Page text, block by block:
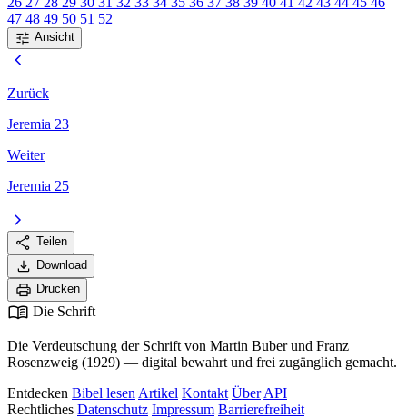
47 48 49 50 51 52
tune Ansicht
chevron_left
Zurück
Jeremia 23
Weiter
Jeremia 25
chevron_right
share Teilen
download Download
print Drucken
menu_book Die Schrift
Die Verdeutschung der Schrift von Martin Buber und Franz
Rosenzweig (1929) — digital bewahrt und frei zugänglich gemacht.
Entdecken Bibel lesen Artikel Kontakt Über API
Rechtliches Datenschutz Impressum Barrierefreiheit